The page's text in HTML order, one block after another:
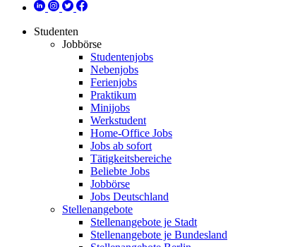
Studenten
Jobbörse
Studentenjobs
Nebenjobs
Ferienjobs
Praktikum
Minijobs
Werkstudent
Home-Office Jobs
Jobs ab sofort
Tätigkeitsbereiche
Beliebte Jobs
Jobbörse
Jobs Deutschland
Stellenangebote
Stellenangebote je Stadt
Stellenangebote je Bundesland